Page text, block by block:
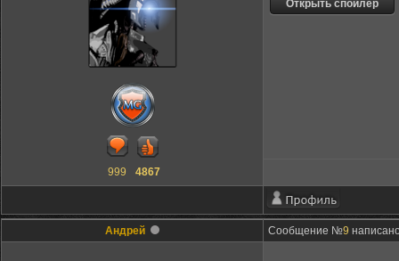
999 4867
Андрей Сообщение №9